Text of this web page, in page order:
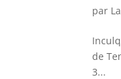
par
de
3...